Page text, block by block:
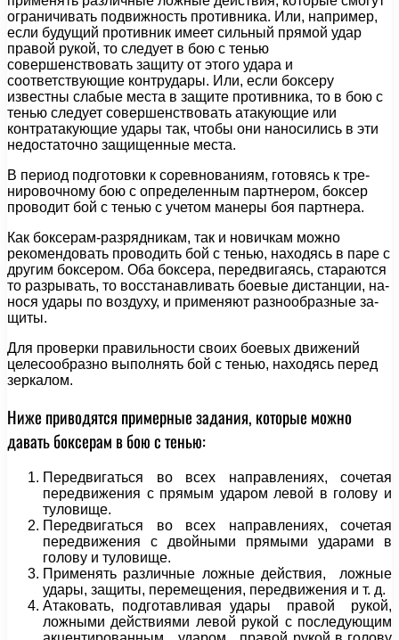
ограничивать подвижность противника. Или, например,
если будущий противник имеет сильный прямой удар
пра­вой рукой, то следует в бою с тенью
совершенствовать за­щиту от этого удара и
соответствующие контрудары. Или, если боксеру
известны слабые места в защите противни­ка, то в бою с
тенью следует совершенствовать атакующие или
контратакующие удары так, чтобы они наносились в эти
недостаточно защищенные места.
В период подготовки к соревнованиям, готовясь к тре­
нировочному бою с определенным партнером, боксер
про­водит бой с тенью с учетом манеры боя партнера.
Как боксерам-разрядникам, так и новичкам можно
рекомендовать проводить бой с тенью, находясь в паре с
другим боксером. Оба боксера, передвигаясь, стараются
то разрывать, то восстанавливать боевые дистанции, на­
нося удары по воздуху, и применяют разнообразные за­
щиты.
Для проверки правильности своих боевых движений
целесообразно выполнять бой с тенью, находясь перед
зеркалом.
Ниже приводятся примерные задания, которые можно
давать боксерам в бою с тенью:
Передвигаться во всех направлениях, сочетая
передвижения с прямым ударом левой в голову и
туловище.
Передвигаться во всех направлениях, сочетая
пере­движения с двойными прямыми ударами в
голову и ту­ловище.
Применять различные ложные действия, ложные
удары, защиты, перемещения, передвижения и т. д.
Атаковать, подготавливая удары правой рукой,
ложными действиями левой рукой с последующим